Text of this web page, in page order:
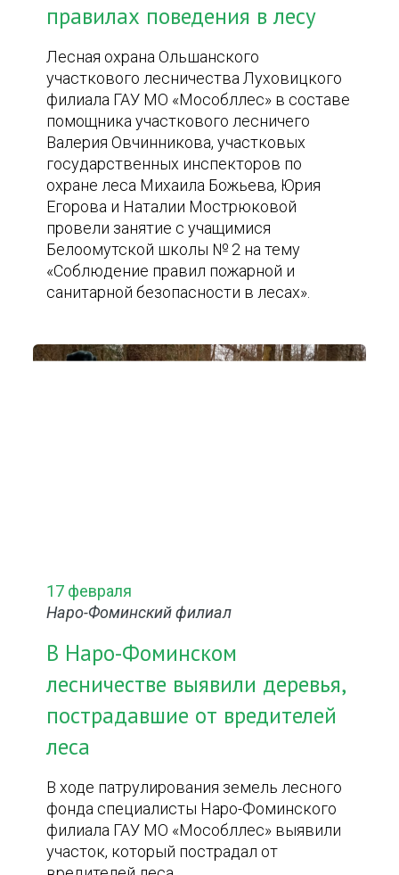
правилах поведения в лесу
Лесная охрана Ольшанского
участкового лесничества Луховицкого
филиала ГАУ МО «Мособллес» в составе
помощника участкового лесничего
Валерия Овчинникова, участковых
государственных инспекторов по
охране леса Михаила Божьева, Юрия
Егорова и Наталии Мострюковой
провели занятие с учащимися
Белоомутской школы № 2 на тему
«Соблюдение правил пожарной и
санитарной безопасности в лесах».
17 февраля
Наро-Фоминский филиал
В Наро-Фоминском
лесничестве выявили деревья,
пострадавшие от вредителей
леса
В ходе патрулирования земель лесного
фонда специалисты Наро-Фоминского
филиала ГАУ МО «Мособллес» выявили
участок, который пострадал от